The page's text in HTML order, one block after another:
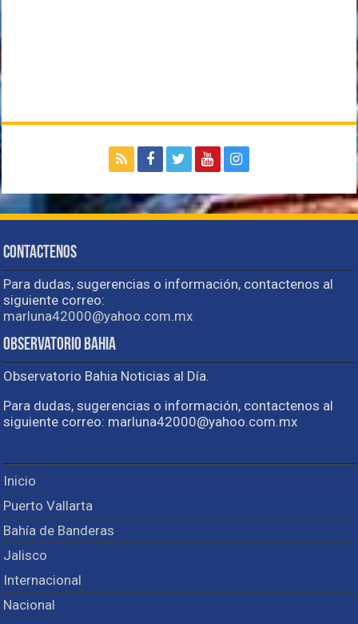
Contactenos
Para dudas, sugerencias o información, contactenos al
siguiente correo:
marluna42000@yahoo.com.mx
Observatorio Bahia
Observatorio Bahia Noticias al Día.
Para dudas, sugerencias o información, contactenos al
siguiente correo: marluna42000@yahoo.com.mx
Inicio
Puerto Vallarta
Bahía de Banderas
Jalisco
Internacional
Nacional